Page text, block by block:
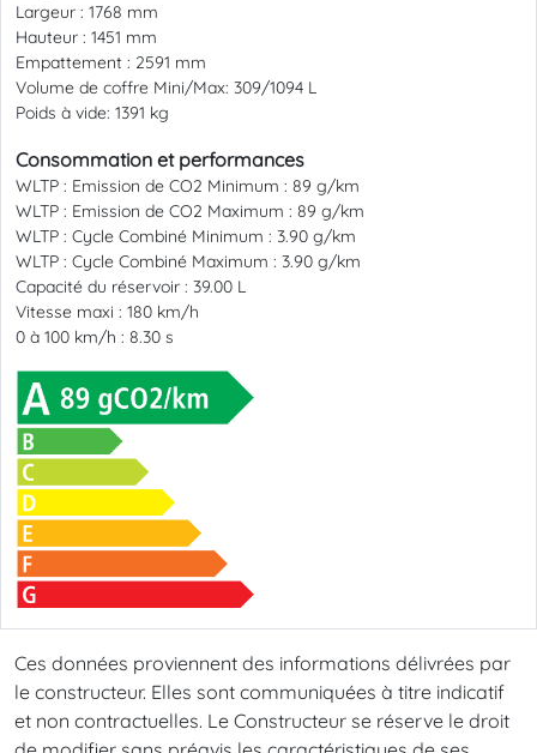
Largeur : 1768 mm
Hauteur : 1451 mm
Empattement : 2591 mm
Volume de coffre Mini/Max: 309/1094 L
Poids à vide: 1391 kg
Consommation et performances
WLTP : Emission de CO2 Minimum : 89 g/km
WLTP : Emission de CO2 Maximum : 89 g/km
WLTP : Cycle Combiné Minimum : 3.90 g/km
WLTP : Cycle Combiné Maximum : 3.90 g/km
Capacité du réservoir : 39.00 L
Vitesse maxi : 180 km/h
0 à 100 km/h : 8.30 s
Ces données proviennent des informations délivrées par
le constructeur. Elles sont communiquées à titre indicatif
et non contractuelles. Le Constructeur se réserve le droit